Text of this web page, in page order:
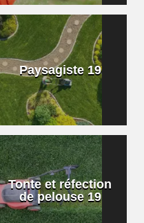
Paysagiste 19
Tonte et réfection
de pelouse 19